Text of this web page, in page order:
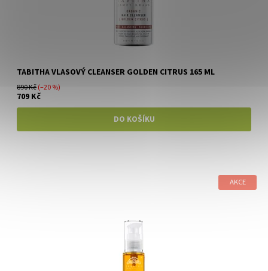
TABITHA VLASOVÝ CLEANSER GOLDEN CITRUS 165 ML
890 Kč(–20 %)
709 Kč
AKCE